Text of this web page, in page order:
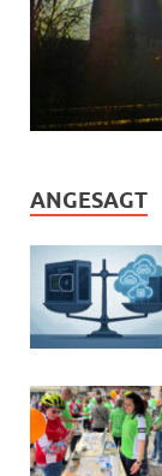
ANGESAGT